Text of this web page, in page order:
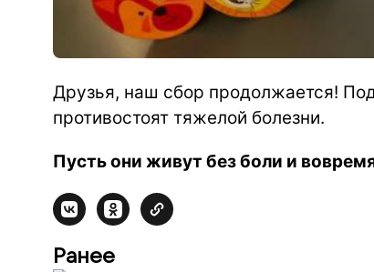
Друзья, наш сбор продолжается!
противостоят тяжелой болезни.
Пусть они живут без боли и
Ранее